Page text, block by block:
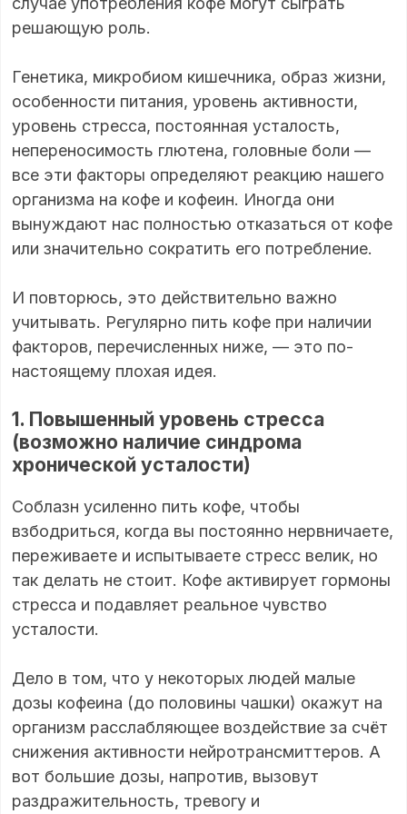
решающую роль.
Генетика, микробиом кишечника, образ жизни,
особенности питания, уровень активности,
уровень стресса, постоянная усталость,
непереносимость глютена, головные боли —
все эти факторы определяют реакцию нашего
организма на кофе и кофеин. Иногда они
вынуждают нас полностью отказаться от кофе
или значительно сократить его потребление.
И повторюсь, это действительно важно
учитывать. Регулярно пить кофе при наличии
факторов, перечисленных ниже, — это по-
настоящему плохая идея.
1. Повышенный уровень стресса
(возможно наличие синдрома
хронической усталости)
Соблазн усиленно пить кофе, чтобы
взбодриться, когда вы постоянно нервничаете,
переживаете и испытываете стресс велик, но
так делать не стоит. Кофе активирует гормоны
стресса и подавляет реальное чувство
усталости.
Дело в том, что у некоторых людей малые
дозы кофеина (до половины чашки) окажут на
организм расслабляющее воздействие за счёт
снижения активности нейротрансмиттеров. А
вот большие дозы, напротив, вызовут
раздражительность, тревогу и